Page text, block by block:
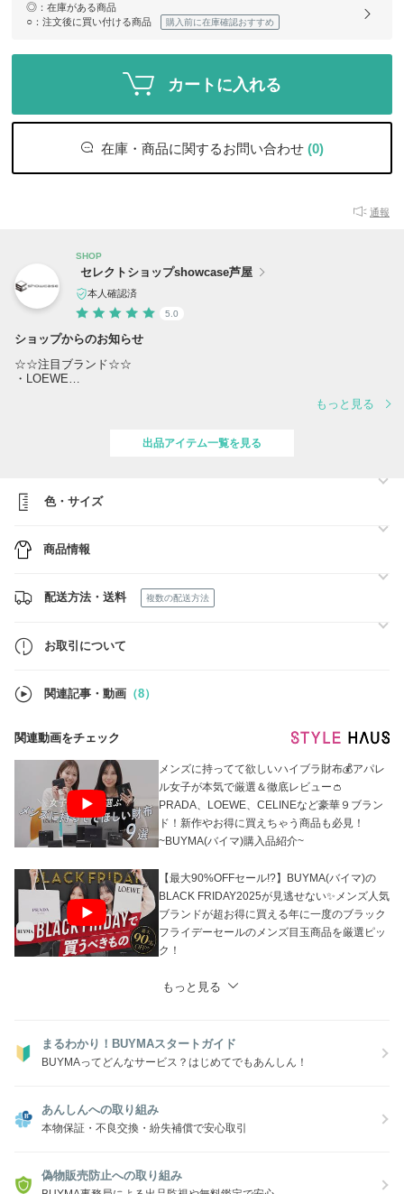
◎ ：在庫がある商品
○ ：注文後に買い付ける商品 購入前に在庫確認おすすめ
カートに入れる
在庫・商品に関するお問い合わせ (0)
通報
SHOP
セレクトショップshowcase芦屋
本人確認済
5.0
ショップからのお知らせ
☆☆注目ブランド☆☆
・LOEWE
https://www.buyma.com/r/-B3044634F1/THE%20ROW/
・MONCLER
・MAX MARA
全商品新品・正規品です。
BUYMAの無料鑑定サービスをご利用頂けます。万が一正規品でなかっ
もっと見る
出品アイテム一覧を見る
色・サイズ
商品情報
配送方法・送料 複数の配送方法
お取引について
関連記事・動画 （8）
関連動画をチェック
メンズに持ってて欲しいハイブラ財布💰アパレ
ル女子が本気で厳選＆徹底レビュー👛
PRADA、LOEWE、CELINEなど豪華９ブラン
ド！新作やお得に買えちゃう商品も必見！
~BUYMA(バイマ)購入品紹介~
【最大90%OFFセール!?】BUYMA(バイマ)の
BLACK FRIDAY2025が見逃せない✨メンズ人気
ブランドが超お得に買える年に一度のブラック
フライデーセールのメンズ目玉商品を厳選ピッ
ク！
もっと見る
まるわかり！BUYMAスタートガイド
BUYMAってどんなサービス？はじめてでもあんしん！
あんしんへの取り組み
本物保証・不良交換・紛失補償で安心取引
偽物販売防止への取り組み